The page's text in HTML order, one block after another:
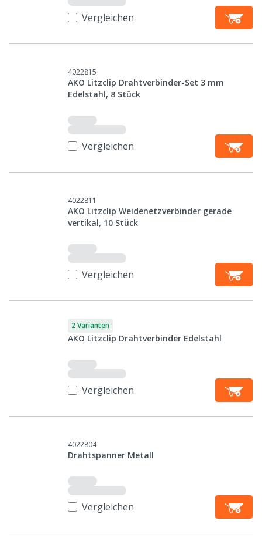
Vergleichen
4022815
AKO Litzclip Drahtverbinder-Set 3 mm
Edelstahl, 8 Stück
Vergleichen
4022811
AKO Litzclip Weidenetzverbinder gerade
vertikal, 10 Stück
Vergleichen
2 Varianten
AKO Litzclip Drahtverbinder Edelstahl
Vergleichen
4022804
Drahtspanner Metall
Vergleichen